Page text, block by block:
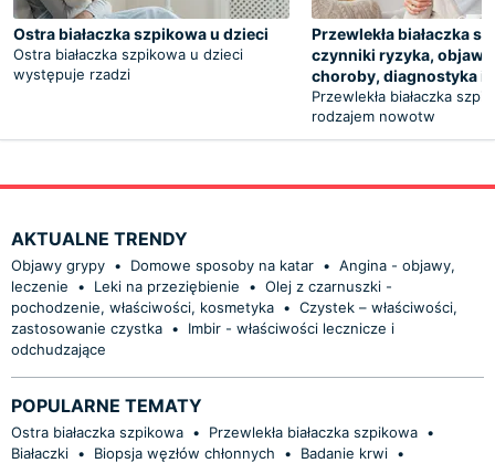
Ostra białaczka szpikowa u dzieci
Ostra białaczka szpikowa u dzieci
występuje rzadzi
Przewlekła białaczka
czynniki ryzyka,
choroby, diagnostyka i
Przewlekła białaczka
rodzajem nowotw
AKTUALNE TRENDY
Objawy grypy • Domowe sposoby na katar • Angina - objawy,
leczenie
• Leki na przeziębienie • Olej z czarnuszki -
pochodzenie, właściwości, kosmetyka • Czystek – właściwości,
zastosowanie czystka •
Imbir - właściwości lecznicze i
odchudzające
POPULARNE TEMATY
Ostra białaczka szpikowa • Przewlekła białaczka szpikowa •
Białaczki • Biopsja węzłów chłonnych • Badanie krwi •